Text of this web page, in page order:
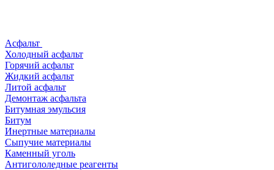
Асфальт
Холодный асфальт
Горячий асфальт
Жидкий асфальт
Литой асфальт
Демонтаж асфальта
Битумная эмульсия
Битум
Инертные материалы
Сыпучие материалы
Каменный уголь
Антигололедные реагенты